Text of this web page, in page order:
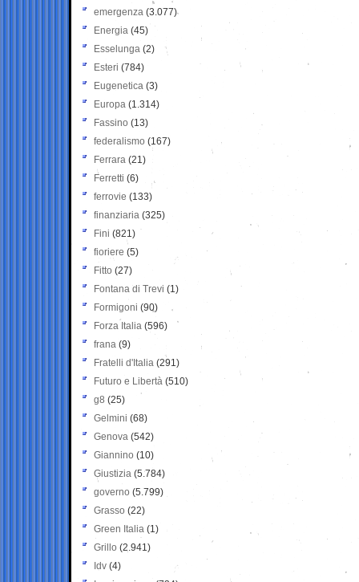
emergenza (3.077)
Energia (45)
Esselunga (2)
Esteri (784)
Eugenetica (3)
Europa (1.314)
Fassino (13)
federalismo (167)
Ferrara (21)
Ferretti (6)
ferrovie (133)
finanziaria (325)
Fini (821)
fioriere (5)
Fitto (27)
Fontana di Trevi (1)
Formigoni (90)
Forza Italia (596)
frana (9)
Fratelli d'Italia (291)
Futuro e Libertà (510)
g8 (25)
Gelmini (68)
Genova (542)
Giannino (10)
Giustizia (5.784)
governo (5.799)
Grasso (22)
Green Italia (1)
Grillo (2.941)
Idv (4)